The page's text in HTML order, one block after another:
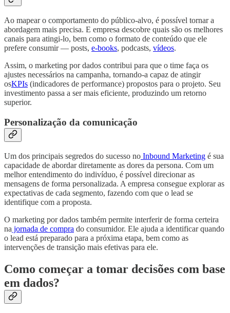
Ao mapear o comportamento do público-alvo, é possível tornar a
abordagem mais precisa. E empresa descobre quais são os melhores
canais para atingi-lo, bem como o formato de conteúdo que ele
prefere consumir — posts, e-books, podcasts, vídeos.
Assim, o marketing por dados contribui para que o time faça os
ajustes necessários na campanha, tornando-a capaz de atingir
osKPIs (indicadores de performance) propostos para o projeto. Seu
investimento passa a ser mais eficiente, produzindo um retorno
superior.
Personalização da comunicação
Um dos principais segredos do sucesso no Inbound Marketing é sua
capacidade de abordar diretamente as dores da persona. Com um
melhor entendimento do indivíduo, é possível direcionar as
mensagens de forma personalizada. A empresa consegue explorar as
expectativas de cada segmento, fazendo com que o lead se
identifique com a proposta.
O marketing por dados também permite interferir de forma certeira
na jornada de compra do consumidor. Ele ajuda a identificar quando
o lead está preparado para a próxima etapa, bem como as
intervenções de transição mais efetivas para ele.
Como começar a tomar decisões com base
em dados?